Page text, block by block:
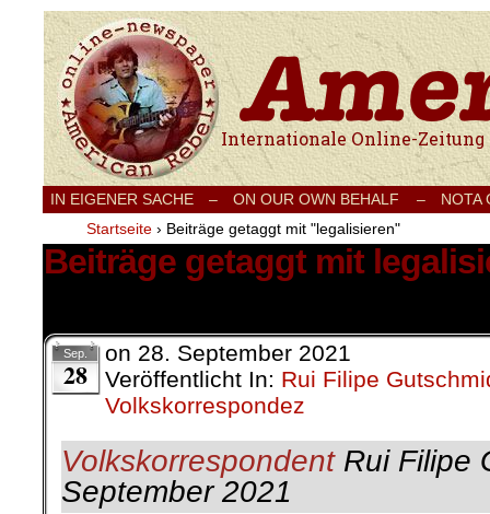
Internationale Onlinezeitung für Frieden,
IN EIGENER SACHE – ON OUR OWN BEHALF –
NOTA
Startseite › Beiträge getaggt mit "legalisieren"
Beiträge getaggt mit
Sep.
28
on 28. September 2021
Veröffentlicht In: Rui Filipe
Volkskorrespondez
VolkskorrespondentRui Filipe
September 2021